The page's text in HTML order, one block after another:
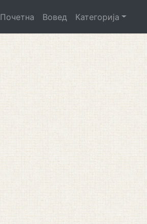
Почетна Вовед Категорија